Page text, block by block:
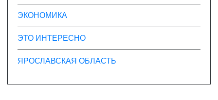
ЭКОНОМИКА
ЭТО ИНТЕРЕСНО
ЯРОСЛАВСКАЯ ОБЛАСТЬ